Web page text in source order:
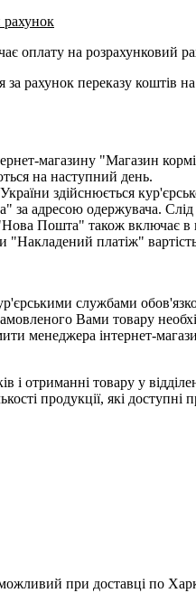
рахунок
оплату на розрахунковий
переказу коштів на
магазину "Магазин
на наступний день.
України здійснюється
адресою одержувача. Слід
Пошта" також включає в
"Накладений платіж"
службами
Вами товару
менеджера інтернет-
і отриманні товару у
продукції, які доступні
при доставці по